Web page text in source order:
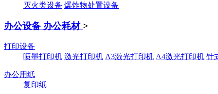
灭火类设备 爆炸物处置设备
办公设备 办公耗材 >
打印设备
喷墨打印机 激光打印机 A3激光打印机 A4激光打印机 针
办公用纸
复印纸